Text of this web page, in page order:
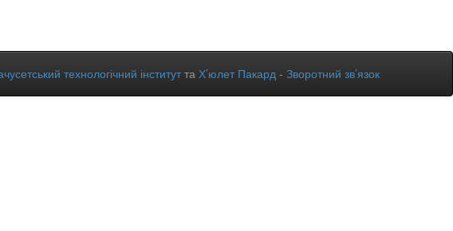
технологічний інститутта Х’юлет Пакард - Зворотний зв’язок